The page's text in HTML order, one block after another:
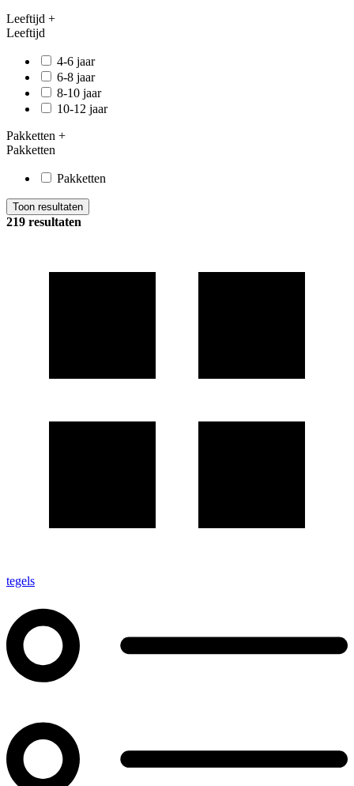
Leeftijd +
Leeftijd
4-6 jaar
6-8 jaar
8-10 jaar
10-12 jaar
Pakketten +
Pakketten
Pakketten
Toon resultaten
219 resultaten
tegels